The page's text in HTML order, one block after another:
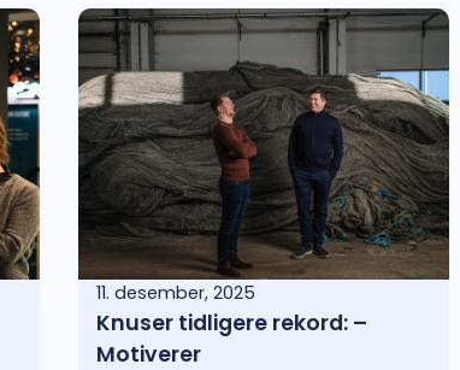
11. desember, 2025
Knuser tidligere rekord: –
Motiverer